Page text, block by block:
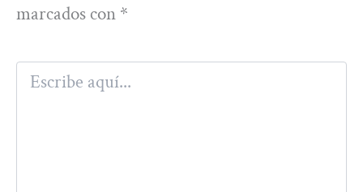
marcados con *
Escribe
aquí...